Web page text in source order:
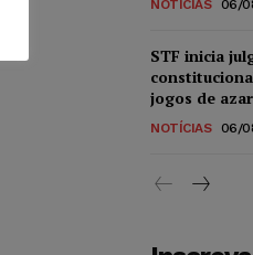
NOTÍCIAS 06/
STF inicia
jogos de
NOTÍCIAS 06/